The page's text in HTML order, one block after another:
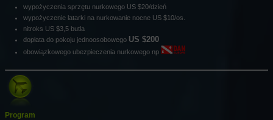
wypożyczenia sprzętu nurkowego US $20/dzień
wypożyczenie latarki na nurkowanie nocne US $10/os.
nitroks US $3,5 butla
dopłata do pokoju jednoosobowego US $200
obowiązkowego ubezpieczenia nurkowego np
Program